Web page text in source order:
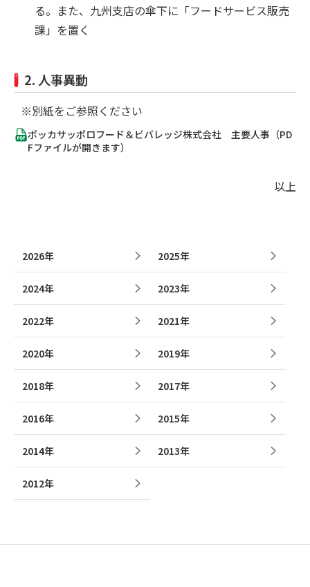
る。また、九州支店の傘下に「フードサービス販売
課」を置く
2. 人事異動
※別紙をご参照ください
ポッカサッポロフード＆ビバレッジ株式会社 主要人事（PD
Fファイルが開きます）
以上
2026年 2025年
2024年 2023年
2022年 2021年
2020年 2019年
2018年 2017年
2016年 2015年
2014年 2013年
2012年